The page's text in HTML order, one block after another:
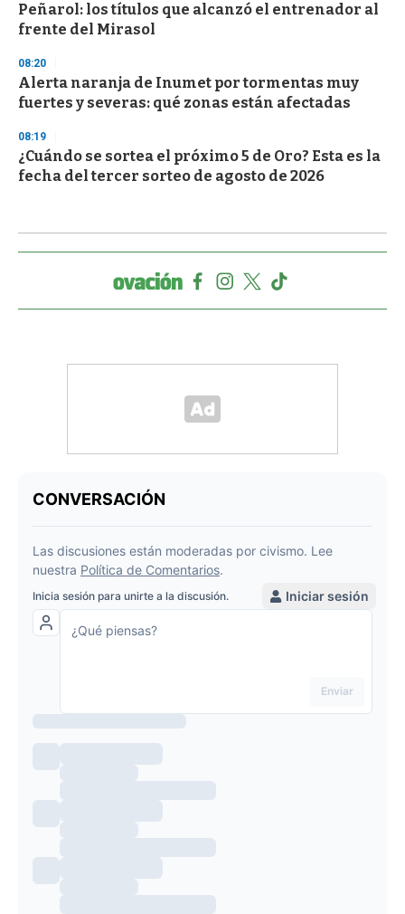
Peñarol: los títulos que alcanzó el entrenador al
frente del Mirasol
08:20
Alerta naranja de Inumet por tormentas muy
fuertes y severas: qué zonas están afectadas
08:19
¿Cuándo se sortea el próximo 5 de Oro? Esta es la
fecha del tercer sorteo de agosto de 2026